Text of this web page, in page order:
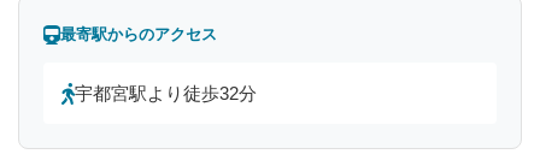
最寄駅からのアクセス
宇都宮駅より徒歩32分